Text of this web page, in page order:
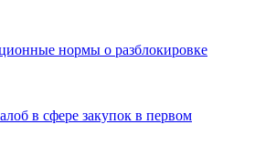
нормы о разблокировке
в сфере закупок в первом